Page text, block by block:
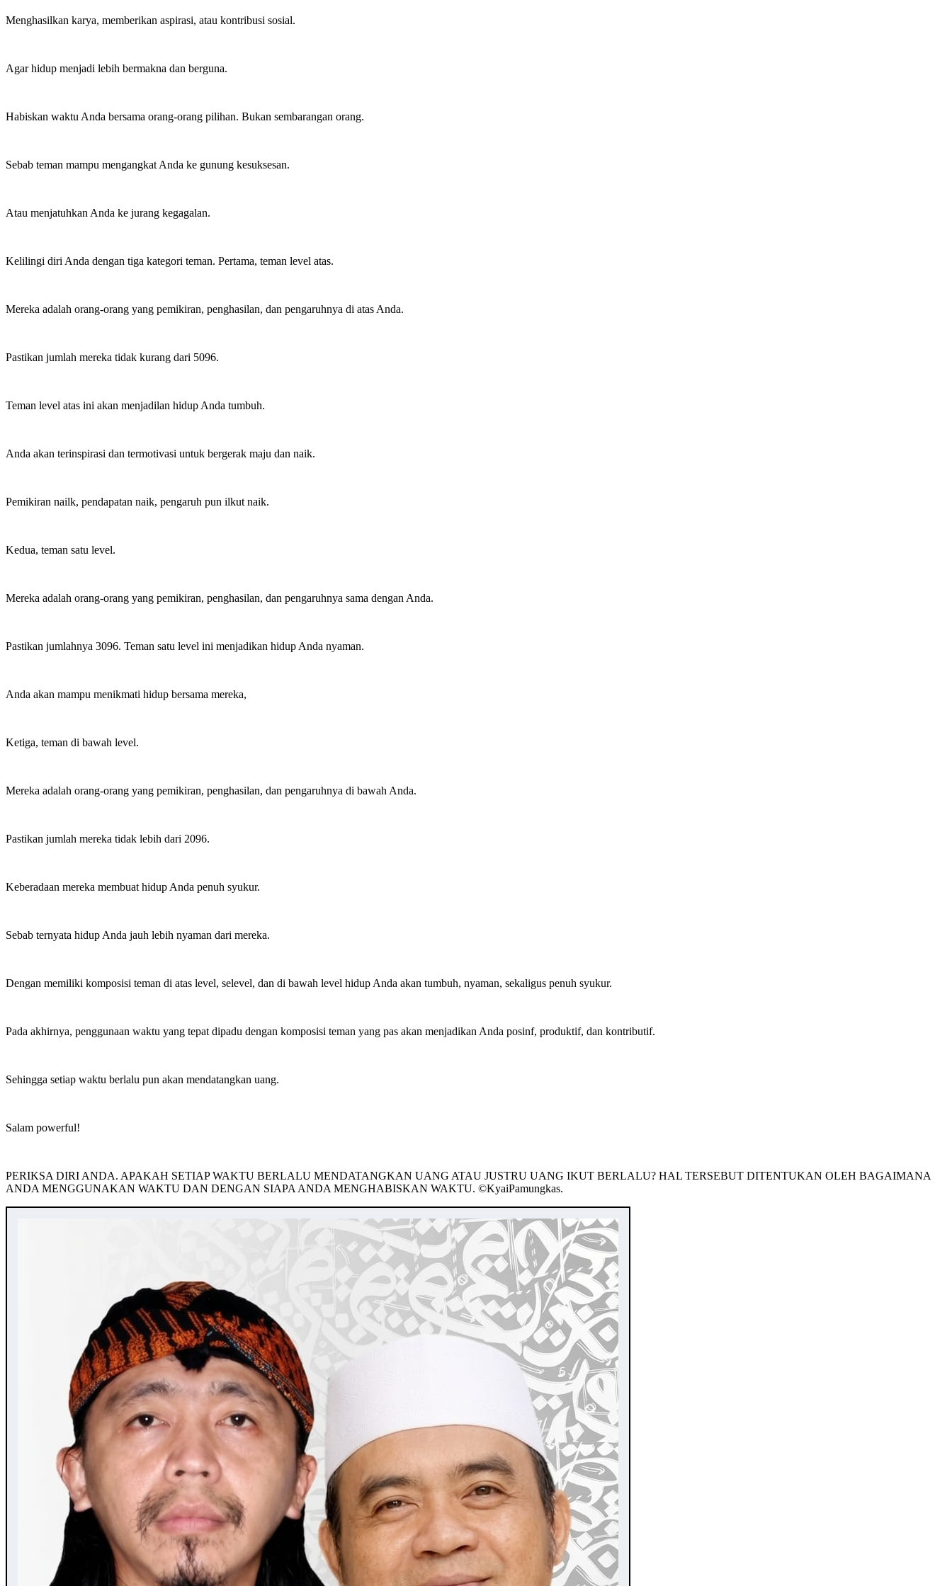
Menghasilkan karya, memberikan aspirasi, atau kontribusi sosial.
Agar hidup menjadi lebih bermakna dan berguna.
Habiskan waktu Anda bersama orang-orang pilihan. Bukan sembarangan orang.
Sebab teman mampu mengangkat Anda ke gunung kesuksesan.
Atau menjatuhkan Anda ke jurang kegagalan.
Kelilingi diri Anda dengan tiga kategori teman. Pertama, teman level atas.
Mereka adalah orang-orang yang pemikiran, penghasilan, dan pengaruhnya di atas Anda.
Pastikan jumlah mereka tidak kurang dari 5096.
Teman level atas ini akan menjadilan hidup Anda tumbuh.
Anda akan terinspirasi dan termotivasi untuk bergerak maju dan naik.
Pemikiran nailk, pendapatan naik, pengaruh pun ilkut naik.
Kedua, teman satu level.
Mereka adalah orang-orang yang pemikiran, penghasilan, dan pengaruhnya sama dengan Anda.
Pastikan jumlahnya 3096. Teman satu level ini menjadikan hidup Anda nyaman.
Anda akan mampu menikmati hidup bersama mereka,
Ketiga, teman di bawah level.
Mereka adalah orang-orang yang pemikiran, penghasilan, dan pengaruhnya di bawah Anda.
Pastikan jumlah mereka tidak lebih dari 2096.
Keberadaan mereka membuat hidup Anda penuh syukur.
Sebab ternyata hidup Anda jauh lebih nyaman dari mereka.
Dengan memiliki komposisi teman di atas level, selevel, dan di bawah level hidup Anda akan tumbuh, nyaman, sekaligus penuh syukur.
Pada akhirnya, penggunaan waktu yang tepat dipadu dengan komposisi teman yang pas akan menjadikan Anda posinf, produktif, dan kontributif.
Sehingga setiap waktu berlalu pun akan mendatangkan uang.
Salam powerful!
PERIKSA DIRI ANDA. APAKAH SETIAP WAKTU BERLALU MENDATANGKAN UANG ATAU JUSTRU UANG IKUT BERLALU? HAL TERSEBUT DITENTUKAN OLEH BAGAIMANA
ANDA MENGGUNAKAN WAKTU DAN DENGAN SIAPA ANDA MENGHABISKAN WAKTU. ©️KyaiPamungkas.